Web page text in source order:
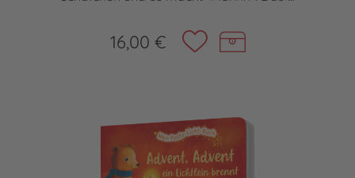
16,00 €